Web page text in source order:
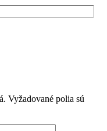
Vyžadované polia sú